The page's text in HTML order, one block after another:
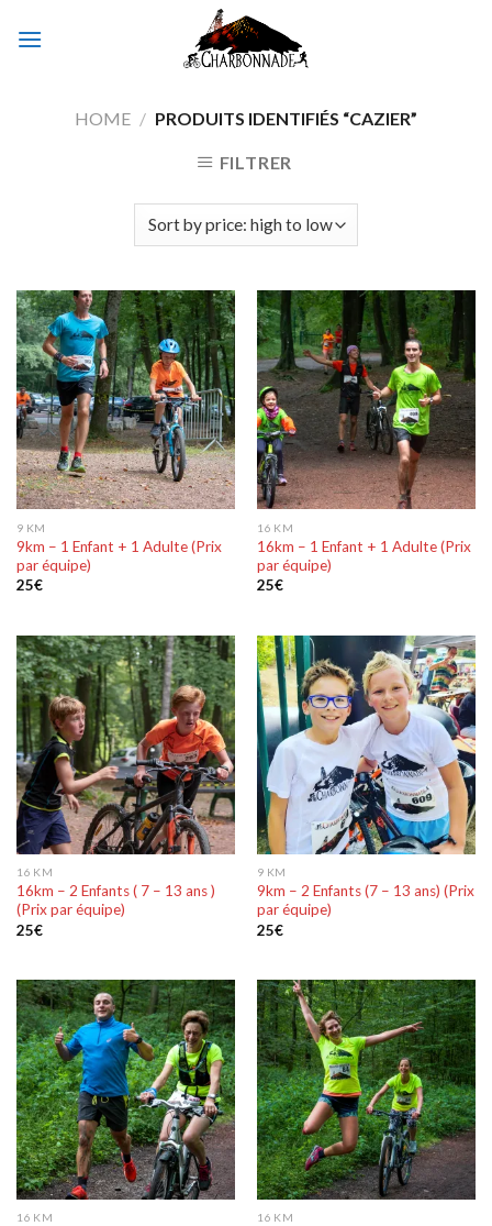
HOME / PRODUITS IDENTIFIÉS “CAZIER”
FILTRER
9 KM
9km – 1 Enfant + 1 Adulte (Prix
par équipe)
25€
16 KM
16km – 1 Enfant + 1 Adulte (Prix
par équipe)
25€
16 KM
16km – 2 Enfants ( 7 – 13 ans )
(Prix par équipe)
25€
9 KM
9km – 2 Enfants (7 – 13 ans) (Prix
par équipe)
25€
16 KM 16 KM